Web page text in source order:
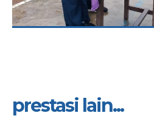
prestasi lain...